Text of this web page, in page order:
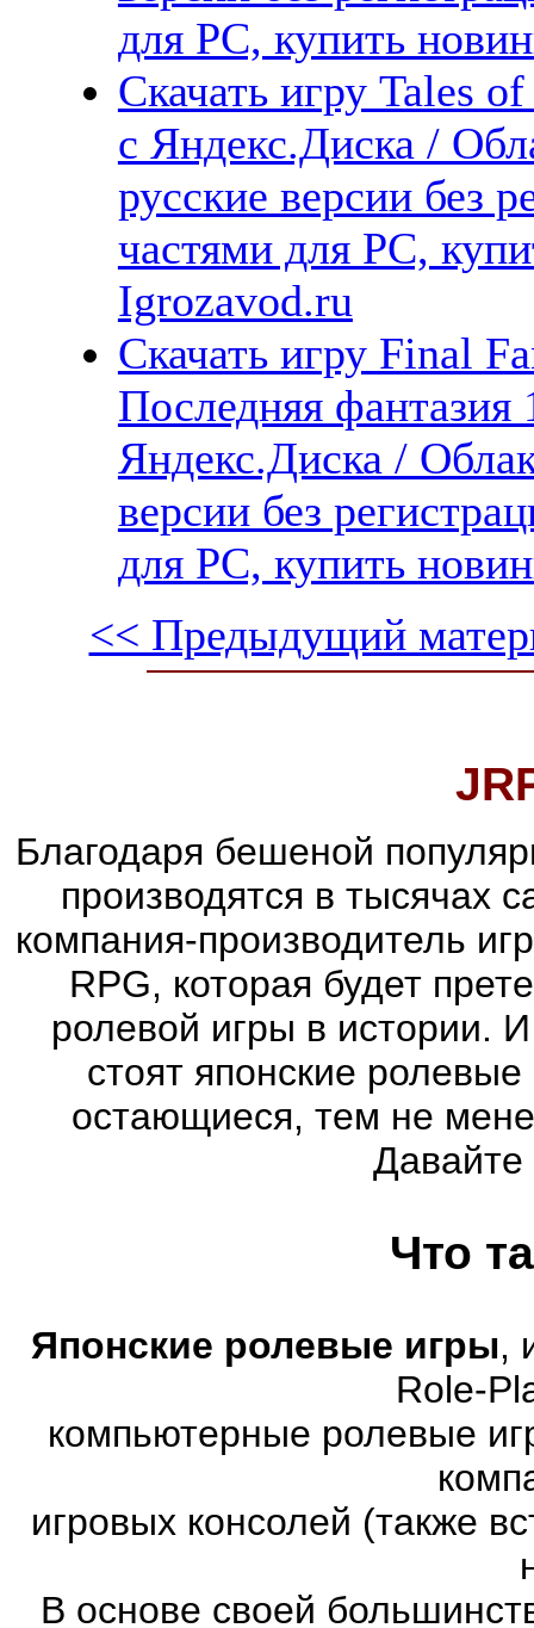
для PC, купить
Скачать игру Tales
с Яндекс.Диска /
русские версии без
частями для PC,
Igrozavod.ru
Скачать игру Final
Последняя фантазия
Яндекс.Диска /
версии без
для PC, купить
<< Предыдущий
Благодаря бешеной
производятся в тысячах
компания-производитель
RPG, которая будет
ролевой игры в истории.
стоят японские
остающиеся, тем не
Что
Японские ролевые игры,
Role-
компьютерные ролевые
игровых консолей (также
В основе своей